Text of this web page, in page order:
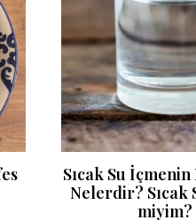
Sıcak Su
Nelerdir? Sıcak
miyim?